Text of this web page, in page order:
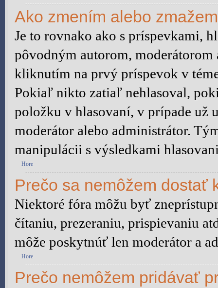
Ako zmením alebo
Je to rovnako ako s príspevkami,
pôvodným autorom,
kliknutím na prvý príspevok v
Pokiaľ nikto zatiaľ nehlasoval,
položku v hlasovaní, v prípade už
moderátor alebo administrátor.
manipulácii s výsledkami
Hore
Prečo sa nemôžem dostať
Niektoré fóra môžu byť
čítaniu, prezeraniu, prispievaniu
môže poskytnúť len moderátor a
Hore
Prečo nemôžem pridávať